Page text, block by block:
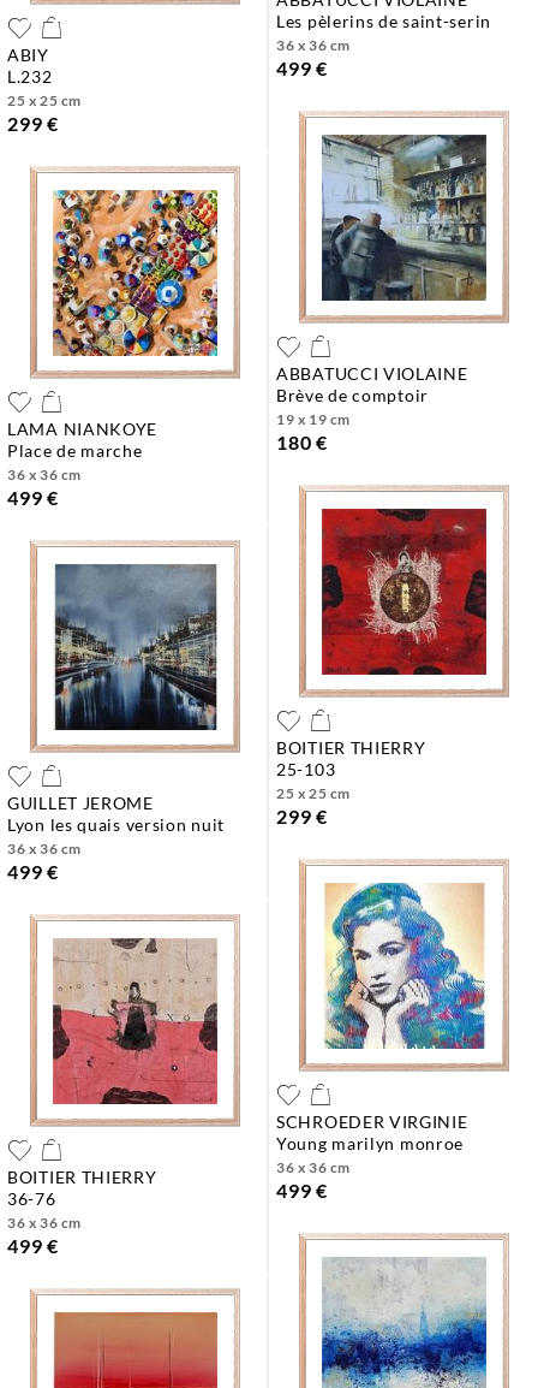
ABIY
l.232
25 x 25 cm
299 €
les pèlerins de saint-serin
36 x 36 cm
499 €
LAMA NIANKOYE
place de marche
36 x 36 cm
499 €
ABBATUCCI VIOLAINE
brève de comptoir
19 x 19 cm
180 €
GUILLET JEROME
lyon les quais version nuit
36 x 36 cm
499 €
BOITIER THIERRY
25-103
25 x 25 cm
299 €
BOITIER THIERRY
36-76
36 x 36 cm
499 €
SCHROEDER VIRGINIE
young marilyn monroe
36 x 36 cm
499 €